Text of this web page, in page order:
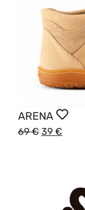
ARENA
69€ 39 €